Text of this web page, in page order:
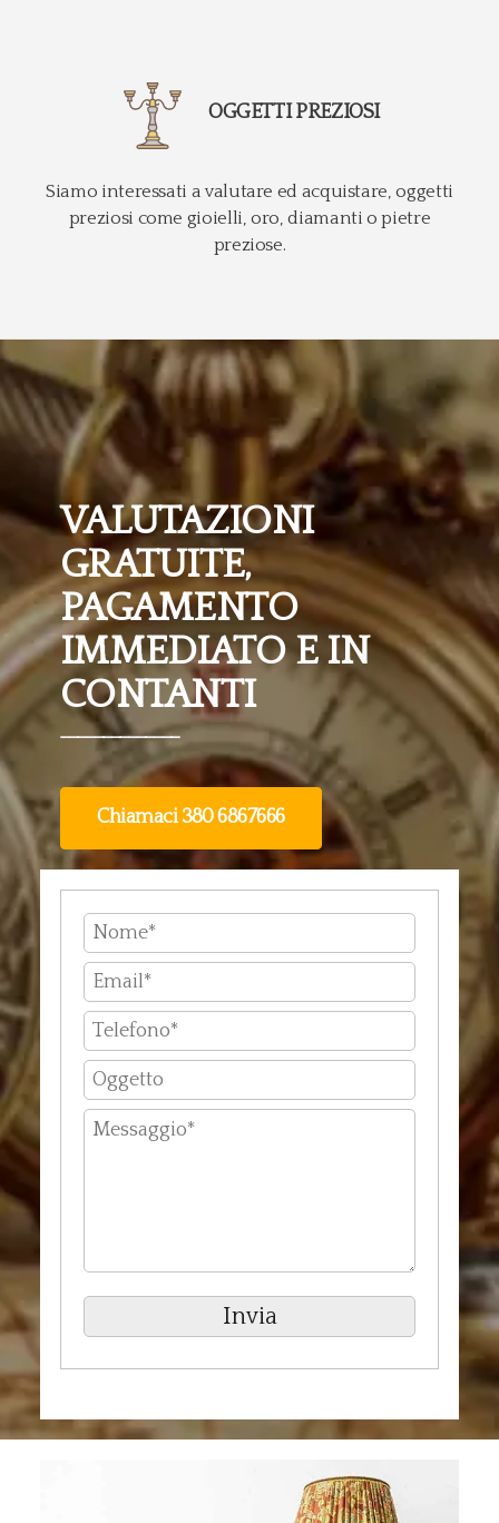
OGGETTI PREZIOSI
Siamo interessati a valutare ed acquistare, oggetti
preziosi come gioielli, oro, diamanti o pietre
preziose.
VALUTAZIONI
GRATUITE,
PAGAMENTO
IMMEDIATO E IN
CONTANTI
______________
Chiamaci 380 6867666